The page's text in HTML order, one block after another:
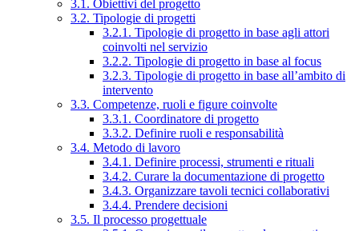
3.1. Obiettivi del progetto
3.2. Tipologie di progetti
3.2.1. Tipologie di progetto in base agli attori
coinvolti nel servizio
3.2.2. Tipologie di progetto in base al focus
3.2.3. Tipologie di progetto in base all’ambito di
intervento
3.3. Competenze, ruoli e figure coinvolte
3.3.1. Coordinatore di progetto
3.3.2. Definire ruoli e responsabilità
3.4. Metodo di lavoro
3.4.1. Definire processi, strumenti e rituali
3.4.2. Curare la documentazione di progetto
3.4.3. Organizzare tavoli tecnici collaborativi
3.4.4. Prendere decisioni
3.5. Il processo progettuale